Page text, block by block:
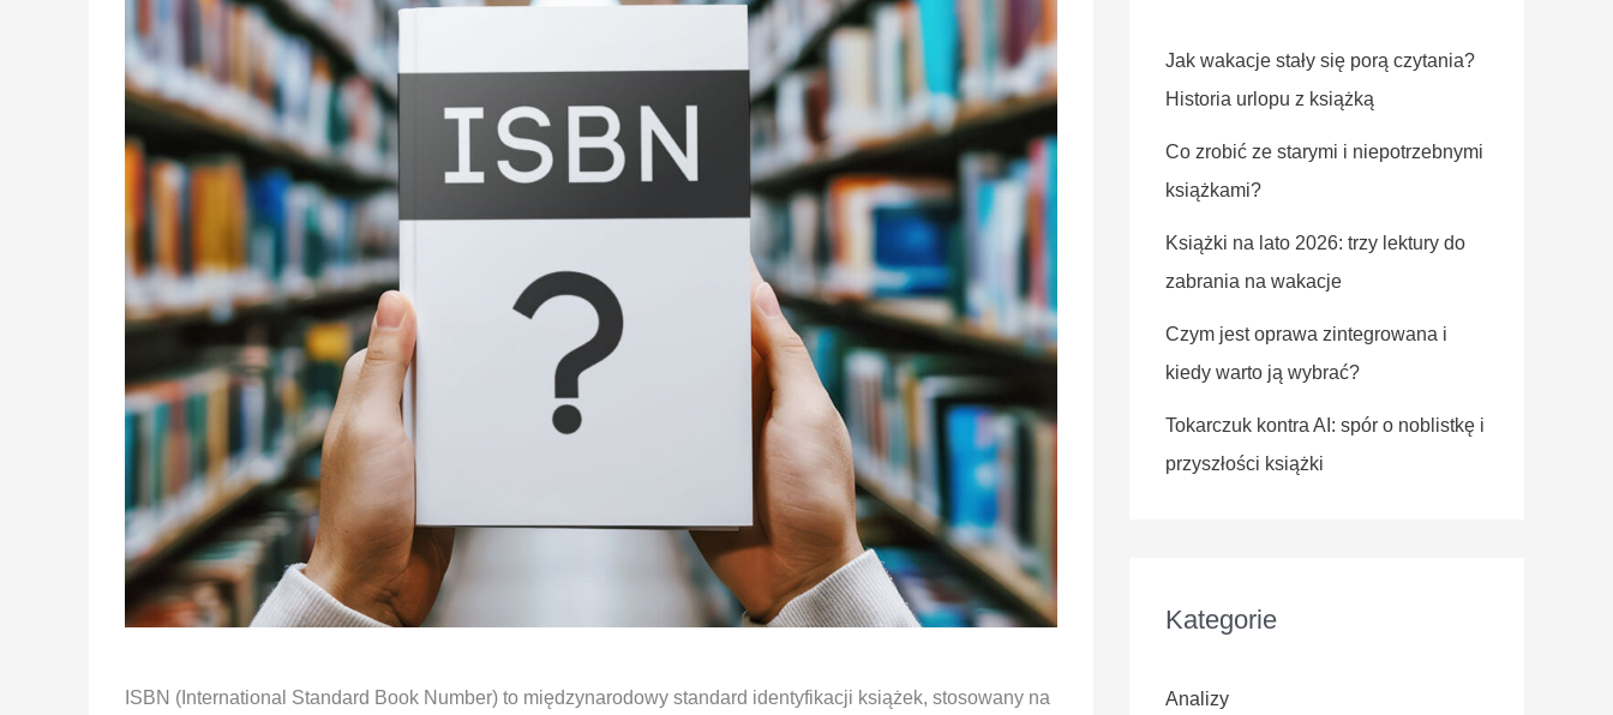
ISBN (International Standard Book Number) to międzynarodowy standard identyfikacji książek, stosowany na
Jak wakacje stały się porą czytania?
Historia urlopu z książką
Co zrobić ze starymi i niepotrzebnymi
książkami?
Książki na lato 2026: trzy lektury do
zabrania na wakacje
Czym jest oprawa zintegrowana i
kiedy warto ją wybrać?
Tokarczuk kontra AI: spór o noblistkę i
przyszłości książki
Kategorie
Analizy